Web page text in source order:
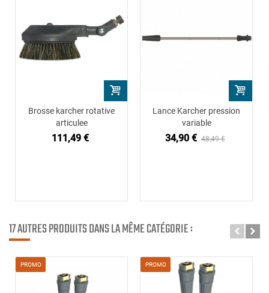
Brosse karcher rotative
articulee
111,49 €
Lance Karcher pression
variable
34,90 € 48,49 €
17 AUTRES PRODUITS DANS LA MÊME CATÉGORIE :
PROMO PROMO